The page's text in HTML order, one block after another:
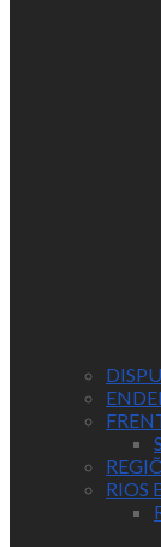
RIOS